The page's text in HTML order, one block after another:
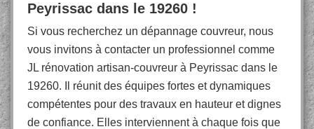
Peyrissac dans le 19260 !
Si vous recherchez un dépannage couvreur, nous
vous invitons à contacter un professionnel comme
JL rénovation artisan-couvreur à Peyrissac dans le
19260. Il réunit des équipes fortes et dynamiques
compétentes pour des travaux en hauteur et dignes
de confiance. Elles interviennent à chaque fois que